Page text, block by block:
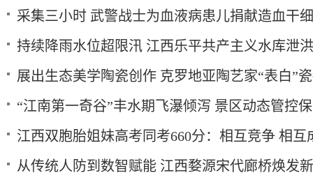
采集三小时 武警战士为血液病患儿捐献造血干
持续降雨水位超限汛 江西乐平共产主义水库泄
展出生态美学陶瓷创作 克罗地亚陶艺家“表白”
“江南第一奇谷”丰水期飞瀑倾泻 景区动态管控
江西双胞胎姐妹高考同考660分：相互竞争 相互
从传统人防到数智赋能 江西婺源宋代廊桥焕发